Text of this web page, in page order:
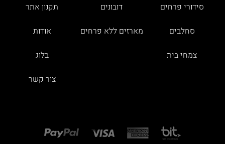
סידורי פרחים
סחלבים
צמחי בית
דובונים
מארזים ללא פרחים
תקנון אתר
אודות
בלוג
צור קשר